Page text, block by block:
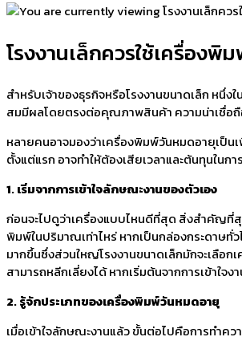
โรงงานเล็กควรใช้เครื่อง
สำหรับเจ้าของธุรกิจหรือโรงงานขนาดเล็ก หนึ่ง
สมมีผลโดยตรงต่อคุณภาพสินค้า ความน่าเชื่อ
หลายคนอาจมองว่าเครื่องพิมพ์วันหมดอายุเป็น
ตั้งแต่แรก อาจทำให้ต้องเสียเวลาและต้นทุนในก
1. เริ่มจากการเข้าใจลักษณะงานของตัวเอง
ก่อนจะไปดูว่าเครื่องแบบไหนดีที่สุด สิ่งสำคัญที่สุ
พิมพ์ในปริมาณเท่าไหร่ หากเป็นกล่องกระดาษทั่
มากขึ้นซึ่งส่วนใหญ่โรงงานขนาดเล็กมักจะเลือ
สามารถหลีกเลี่ยงได้ หากเริ่มต้นจากการเข้าใจง
2. รู้จักประเภทของเครื่องพิมพ์วันหมดอายุ
เมื่อเข้าใจลักษณะงานแล้ว ขั้นต่อไปคือการทำ